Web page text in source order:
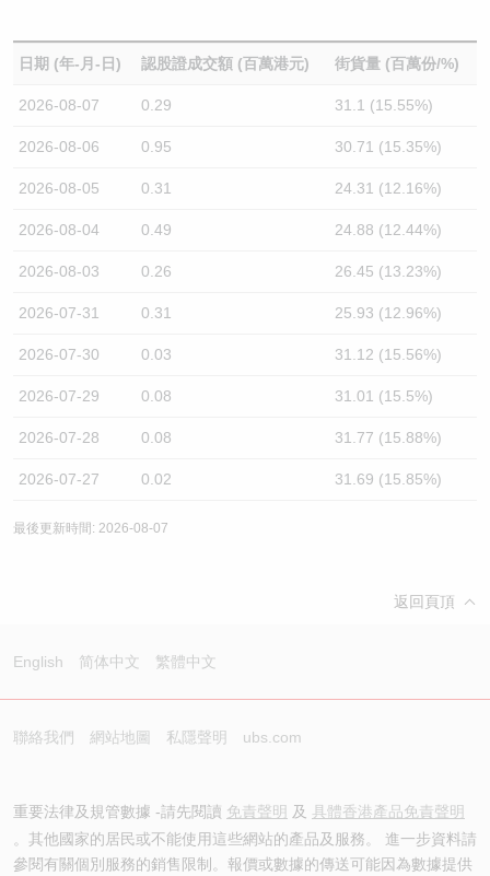
日期 (年-月-日) 認股證成交額 (百萬港元) 街貨量 (百萬份/%)
2026-08-07 0.29 31.1 (15.55%)
2026-08-06 0.95 30.71 (15.35%)
2026-08-05 0.31 24.31 (12.16%)
2026-08-04 0.49 24.88 (12.44%)
2026-08-03 0.26 26.45 (13.23%)
2026-07-31 0.31 25.93 (12.96%)
2026-07-30 0.03 31.12 (15.56%)
2026-07-29 0.08 31.01 (15.5%)
2026-07-28 0.08 31.77 (15.88%)
2026-07-27 0.02 31.69 (15.85%)
最後更新時間: 2026-08-07
返回頁頂
English 简体中文 繁體中文
聯絡我們 網站地圖 私隱聲明 ubs.com
重要法律及規管數據 -請先閱讀 免責聲明 及 具體香港產品免責聲明
。其他國家的居民或不能使用這些網站的產品及服務。 進一步資料請
參閱有關個別服務的銷售限制。報價或數據的傳送可能因為數據提供